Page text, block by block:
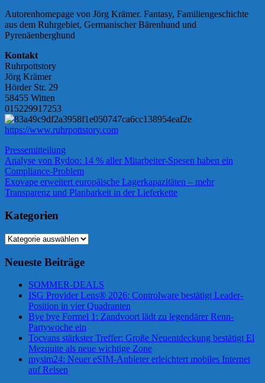
Autorenhomepage von Jörg Krämer. Fantasy, Familiengeschichte
aus dem Ruhrgebiet, Germanischer Bärenhund und
Pyrenäenberghund
Kontakt
Ruhrpottstory
Jörg Krämer
Hörder Str. 29
58455 Witten
015229917253
https://www.ruhrpottstory.com
Pressemitteilung
Beitragsnavigation
Vorheriger
Beitrag:
Analyse von Rydoo: 14 % aller Mitarbeiter-Spesen haben ein
Compliance-Problem
Nächster
Beitrag:
Exovape erweitert europäische Lagerkapazitäten – mehr
Transparenz und Planbarkeit in der Lieferkette
Kategorien
Kategorien
Neueste Beiträge
SOMMER-DEALS
ISG Provider Lens® 2026: Controlware bestätigt Leader-
Position in vier Quadranten
Bye bye Formel 1: Zandvoort lädt zu legendärer Renn-
Partywoche ein
Tocvans stärkster Treffer: Große Neuentdeckung bestätigt El
Mezquite als neue wichtige Zone
mysim24: Neuer eSIM-Anbieter erleichtert mobiles Internet
auf Reisen